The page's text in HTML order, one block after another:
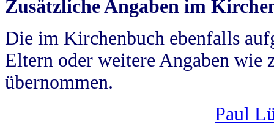
Zusätzliche Angaben im
Die im Kirchenbuch ebenfalls
Eltern oder weitere Angaben wie
übernommen.
Paul